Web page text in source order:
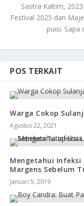
Sastra Kaltim,
Festival 2025 dan
puisi. Sapa
POS TERKAIT
Warga Cokop
Agustus 22, 2021
Mengetahui
Margens Sebelum
Januari 5, 2019